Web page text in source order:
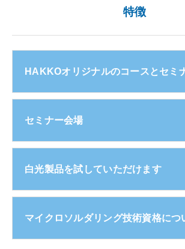
特徴
HAKKOオリジナルのコースとセミ
セミナー会場
白光製品を試していただけます
マイクロソルダリング技術資格につ